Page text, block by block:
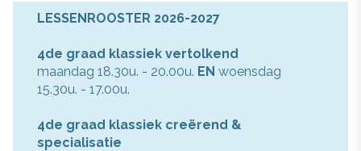
LESSENROOSTER 2026-2027
4de graad klassiek vertolkend
maandag 18.30u. - 20.00u. EN woensdag
15.30u. - 17.00u.
4de graad klassiek creërend &
specialisatie